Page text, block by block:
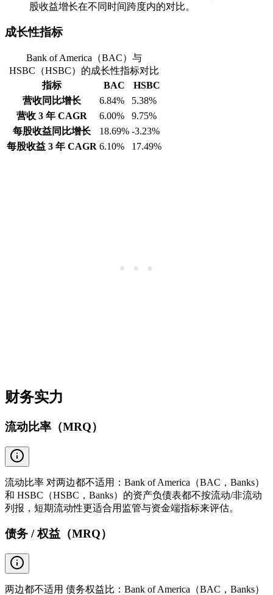
股收益增长在不同时间跨度内的对比。
成长性指标
Bank of America（BAC）与
HSBC（HSBC）的成长性指标对比
指标
BAC
HSBC
营收同比增长
6.84%
5.38%
营收 3 年 CAGR
6.00%
9.75%
每股收益同比增长
18.69% -3.23%
每股收益 3 年 CAGR 6.10% 17.49%
财务实力
流动比率（MRQ）
流动比率 对两边都不适用：Bank of America（BAC，Banks）
和 HSBC（HSBC，Banks）的资产负债表都不按流动/非流动
列报，短期流动性更适合用监管与资金端指标来评估。
债务 / 权益（MRQ）
两边都不适用 债务权益比：Bank of America（BAC，Banks）